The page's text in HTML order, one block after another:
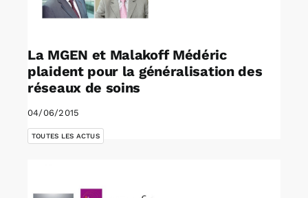
La MGEN et Malakoff Médéric
plaident pour la généralisation des
réseaux de soins
04/06/2015
TOUTES LES ACTUS